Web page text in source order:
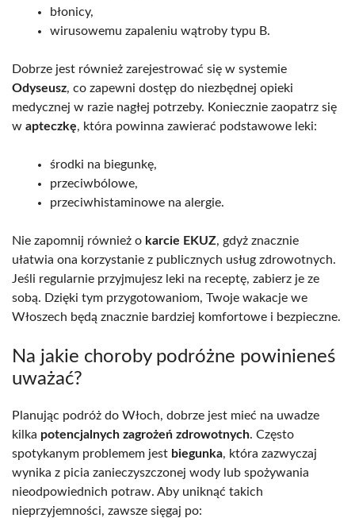
błonicy,
wirusowemu zapaleniu wątroby typu B.
Dobrze jest również zarejestrować się w systemie
Odyseusz, co zapewni dostęp do niezbędnej opieki
medycznej w razie nagłej potrzeby. Koniecznie zaopatrz się
w apteczkę, która powinna zawierać podstawowe leki:
środki na biegunkę,
przeciwbólowe,
przeciwhistaminowe na alergie.
Nie zapomnij również o karcie EKUZ, gdyż znacznie
ułatwia ona korzystanie z publicznych usług zdrowotnych.
Jeśli regularnie przyjmujesz leki na receptę, zabierz je ze
sobą. Dzięki tym przygotowaniom, Twoje wakacje we
Włoszech będą znacznie bardziej komfortowe i bezpieczne.
Na jakie choroby podróżne powinieneś
uważać?
Planując podróż do Włoch, dobrze jest mieć na uwadze
kilka potencjalnych zagrożeń zdrowotnych. Często
spotykanym problemem jest biegunka, która zazwyczaj
wynika z picia zanieczyszczonej wody lub spożywania
nieodpowiednich potraw. Aby uniknąć takich
nieprzyjemności, zawsze sięgaj po: